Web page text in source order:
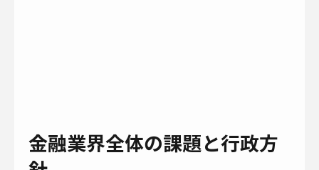
金融業界全体の課題と行政方